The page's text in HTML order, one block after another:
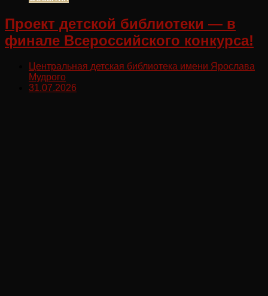
Проект детской библиотеки — в
финале Всероссийского конкурса!
Центральная детская библиотека имени Ярослава
Мудрого
31.07.2026